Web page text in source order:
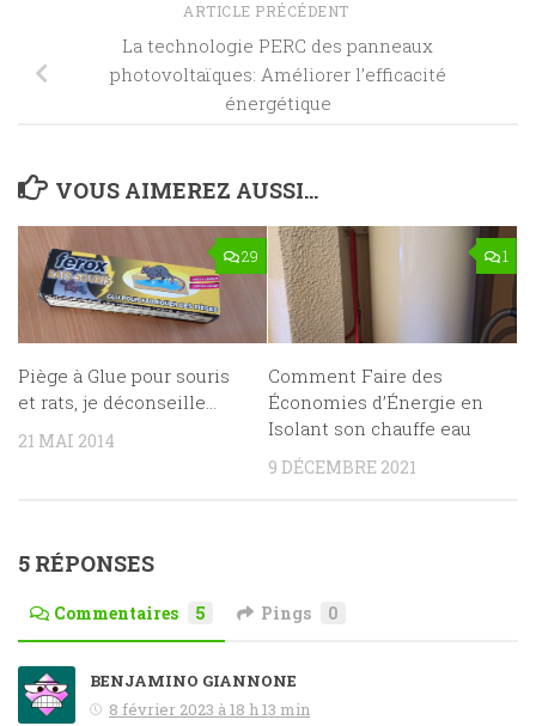
ARTICLE PRÉCÉDENT
La technologie PERC des panneaux
photovoltaïques: Améliorer l’efficacité
énergétique
VOUS AIMEREZ AUSSI...
29
Piège à Glue pour souris
et rats, je déconseille…
21 MAI 2014
1
Comment Faire des
Économies d’Énergie en
Isolant son chauffe eau
9 DÉCEMBRE 2021
5 RÉPONSES
Commentaires 5 Pings 0
BENJAMINO GIANNONE
8 février 2023 à 18 h 13 min